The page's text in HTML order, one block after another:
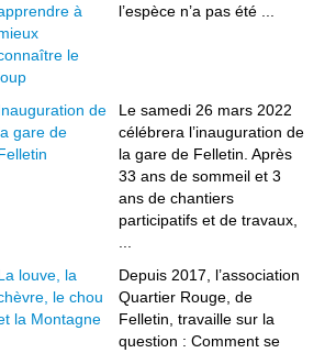
à
le
l’espèce n’a pas été ...
de
gare de
Le samedi 26 mars 2022
célébrera l’inauguration de
la gare de Felletin. Après
33 ans de sommeil et 3
ans de chantiers
participatifs et de travaux,
louve, la
le chou
la Montagne
Depuis 2017, l’association
Quartier Rouge, de
Felletin, travaille sur la
question : Comment se